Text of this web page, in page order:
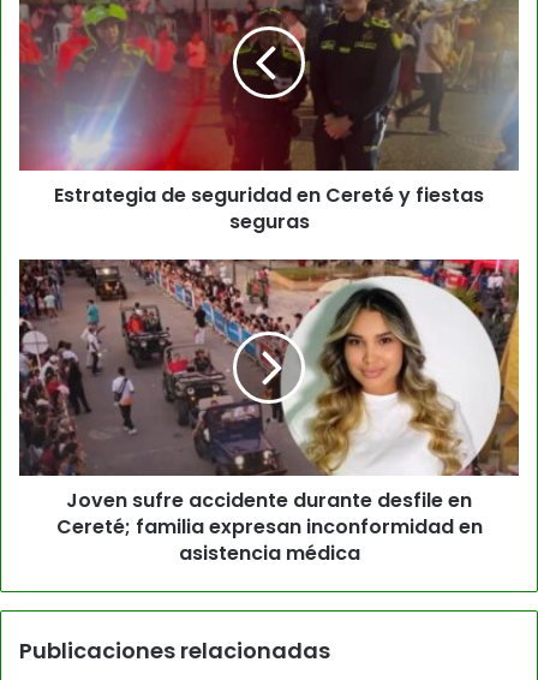
Estrategia de seguridad en Cereté y fiestas
seguras
Joven sufre accidente durante desfile en
Cereté; familia expresan inconformidad en
asistencia médica
Publicaciones relacionadas